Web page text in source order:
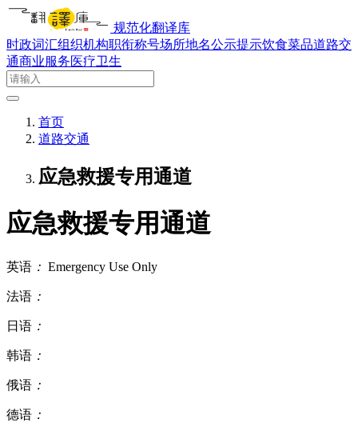
规范化翻译库
时政词汇组织机构职衔称号场所地名公示提示饮食菜品道路交
通商业服务医疗卫生
首页
道路交通
应急救援专用通道
应急救援专用通道
英语 ： Emergency Use Only
法语 ：
日语 ：
韩语 ：
俄语 ：
德语 ：